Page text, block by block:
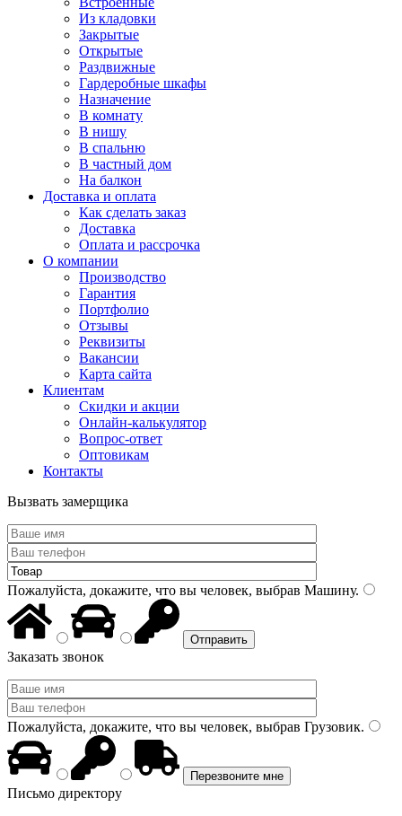
Из кладовки
Закрытые
Открытые
Раздвижные
Гардеробные шкафы
Назначение
В комнату
В нишу
В спальню
В частный дом
На балкон
Доставка и оплата
Как сделать заказ
Доставка
Оплата и рассрочка
О компании
Производство
Гарантия
Портфолио
Отзывы
Реквизиты
Вакансии
Карта сайта
Клиентам
Скидки и акции
Онлайн-калькулятор
Вопрос-ответ
Оптовикам
Контакты
Вызвать замерщика
Пожалуйста, докажите, что вы человек, выбрав Машину.
Заказать звонок
Пожалуйста, докажите, что вы человек, выбрав Грузовик.
Письмо директору